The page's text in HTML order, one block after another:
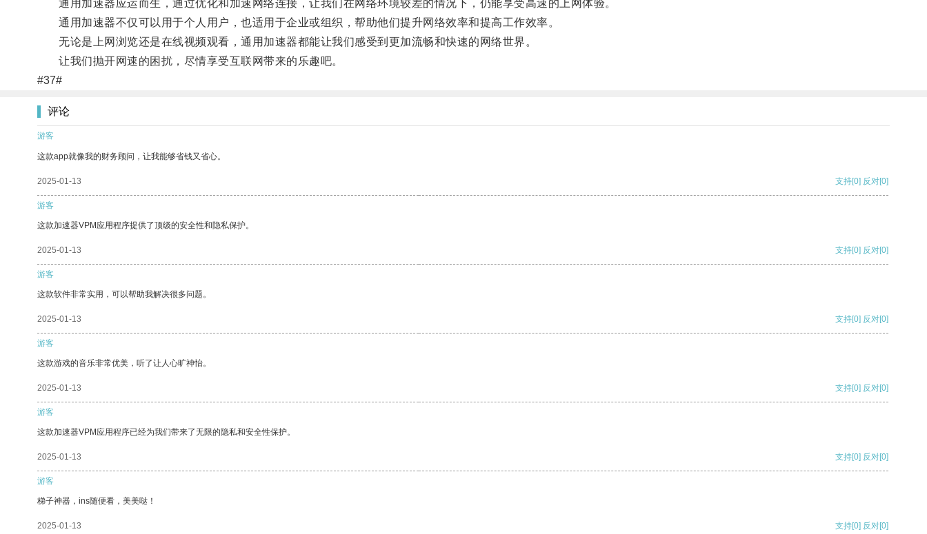
通用加速器应运而生，通过优化和加速网络连接，让我们在网络环境较差的情况下，仍能享受高速的上网体验。
通用加速器不仅可以用于个人用户，也适用于企业或组织，帮助他们提升网络效率和提高工作效率。
无论是上网浏览还是在线视频观看，通用加速器都能让我们感受到更加流畅和快速的网络世界。
让我们抛开网速的困扰，尽情享受互联网带来的乐趣吧。
#37#
评论
游客
这款app就像我的财务顾问，让我能够省钱又省心。
2025-01-13 支持[0] 反对[0]
游客
这款加速器VPM应用程序提供了顶级的安全性和隐私保护。
2025-01-13 支持[0] 反对[0]
游客
这款软件非常实用，可以帮助我解决很多问题。
2025-01-13 支持[0] 反对[0]
游客
这款游戏的音乐非常优美，听了让人心旷神怡。
2025-01-13 支持[0] 反对[0]
游客
这款加速器VPM应用程序已经为我们带来了无限的隐私和安全性保护。
2025-01-13 支持[0] 反对[0]
游客
梯子神器，ins随便看，美美哒！
2025-01-13 支持[0] 反对[0]